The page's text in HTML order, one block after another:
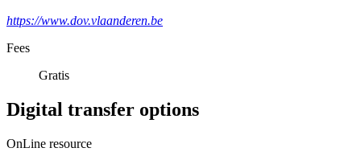
https://www.dov.vlaanderen.be
Fees
Gratis
Digital transfer options
OnLine resource